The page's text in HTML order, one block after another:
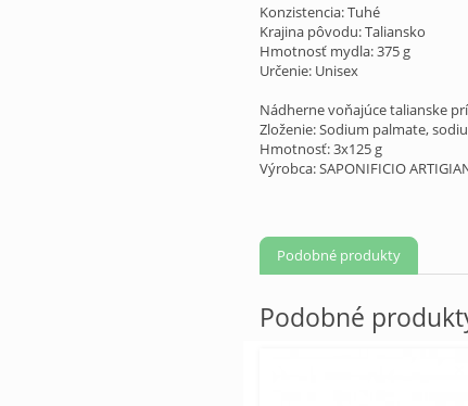
Konzistencia: Tuhé
Krajina pôvodu: Taliansko
Hmotnosť mydla: 375 g
Určenie: Unisex
Nádherne voňajúce talianske
Zloženie: Sodium palmate,
Hmotnosť: 3x125 g
Výrobca: SAPONIFICIO
Podobné produkty
Podobné